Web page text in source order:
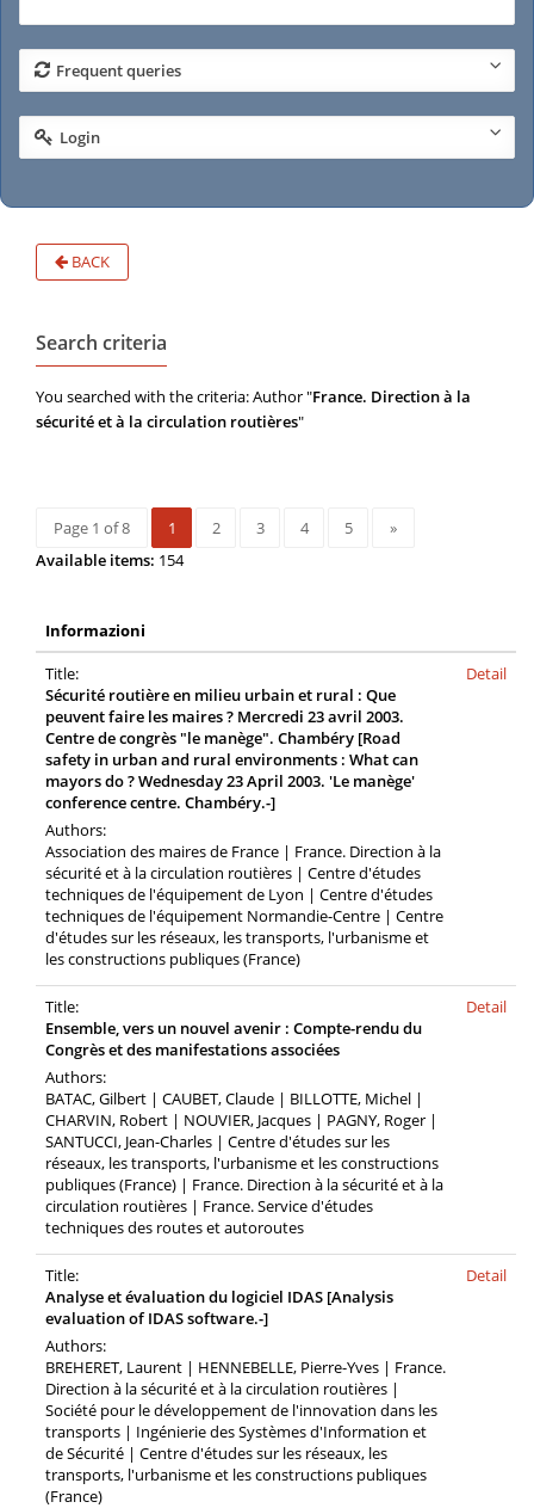
Frequent queries
Login
BACK
Search criteria
You searched with the criteria: Author "France. Direction à la
sécurité et à la circulation routières"
Page 1 of 8 1 2 3 4 5
»
Available items: 154
Informazioni
Title:
Sécurité routière en milieu urbain et rural : Que
peuvent faire les maires ? Mercredi 23 avril 2003.
Centre de congrès "le manège". Chambéry [Road
safety in urban and rural environments : What can
mayors do ? Wednesday 23 April 2003. 'Le manège'
conference centre. Chambéry.-]
Authors:
Association des maires de France | France. Direction à la
sécurité et à la circulation routières | Centre d'études
techniques de l'équipement de Lyon | Centre d'études
techniques de l'équipement Normandie-Centre | Centre
d'études sur les réseaux, les transports, l'urbanisme et
les constructions publiques (France)
Detail
Title:
Ensemble, vers un nouvel avenir : Compte-rendu du
Congrès et des manifestations associées
Authors:
BATAC, Gilbert | CAUBET, Claude | BILLOTTE, Michel |
CHARVIN, Robert | NOUVIER, Jacques | PAGNY, Roger |
SANTUCCI, Jean-Charles | Centre d'études sur les
réseaux, les transports, l'urbanisme et les constructions
publiques (France) | France. Direction à la sécurité et à la
circulation routières | France. Service d'études
techniques des routes et autoroutes
Detail
Title:
Analyse et évaluation du logiciel IDAS [Analysis
evaluation of IDAS software.-]
Authors:
BREHERET, Laurent | HENNEBELLE, Pierre-Yves | France.
Direction à la sécurité et à la circulation routières |
Société pour le développement de l'innovation dans les
transports | Ingénierie des Systèmes d'Information et
de Sécurité | Centre d'études sur les réseaux, les
transports, l'urbanisme et les constructions publiques
(France)
Detail